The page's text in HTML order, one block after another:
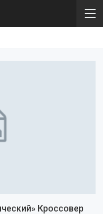
Кроссовер